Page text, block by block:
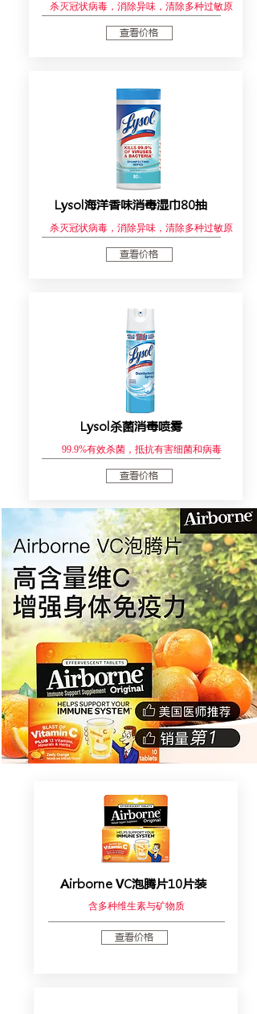
杀灭冠状病毒，消除异味，清除多种过敏原
查看价格
Lysol海洋香味消毒湿巾80抽
杀灭冠状病毒，消除异味，清除多种过敏原
查看价格
Lysol杀菌消毒喷雾
99.9%有效杀菌，抵抗有害细菌和病毒
查看价格
Airborne VC泡腾片10片装
含多种维生素与矿物质
查看价格